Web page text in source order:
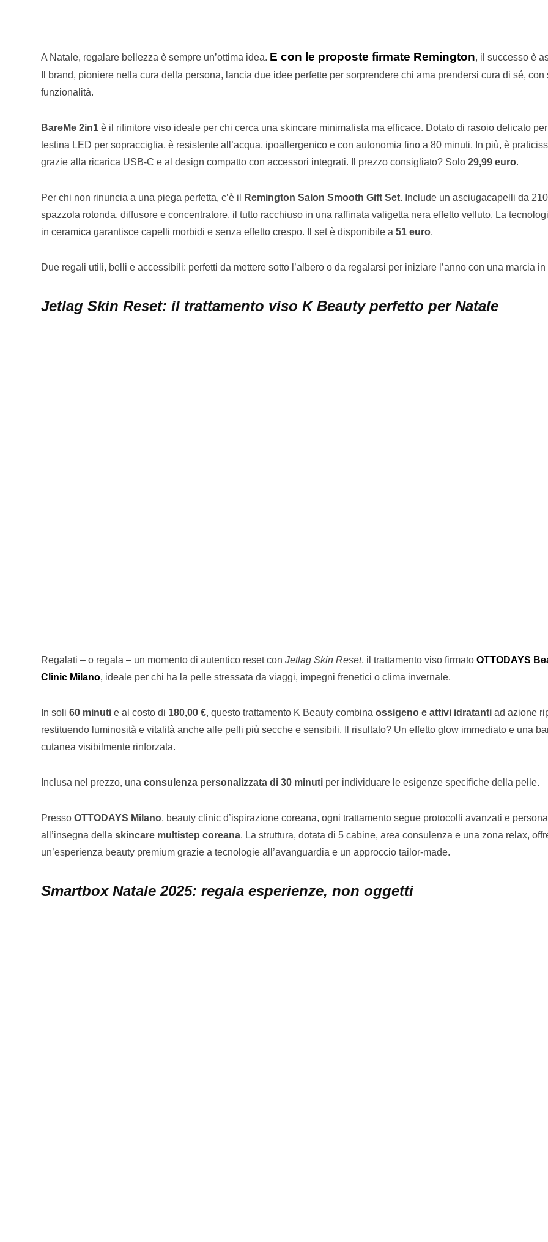
A Natale, regalare bellezza è sempre un’ottima idea. E con le proposte firmate Remington, il successo è
Il brand, pioniere nella cura della persona, lancia due idee perfette per sorprendere chi ama prendersi cura di sé, con
funzionalità.
BareMe 2in1 è il rifinitore viso ideale per chi cerca una skincare minimalista ma efficace. Dotato di rasoio delicato
testina LED per sopracciglia, è resistente all’acqua, ipoallergenico e con autonomia fino a 80 minuti. In più, è
grazie alla ricarica USB-C e al design compatto con accessori integrati. Il prezzo consigliato? Solo 29,99 euro.
Per chi non rinuncia a una piega perfetta, c’è il Remington Salon Smooth Gift Set. Include un asciugacapelli da
spazzola rotonda, diffusore e concentratore, il tutto racchiuso in una raffinata valigetta nera effetto velluto. La
in ceramica garantisce capelli morbidi e senza effetto crespo. Il set è disponibile a 51 euro.
Due regali utili, belli e accessibili: perfetti da mettere sotto l’albero o da regalarsi per iniziare l’anno con una marcia in
Jetlag Skin Reset: il trattamento viso K Beauty perfetto per Natale
Regalati – o regala – un momento di autentico reset con Jetlag Skin Reset, il trattamento viso firmato OTTODAYS
Clinic Milano, ideale per chi ha la pelle stressata da viaggi, impegni frenetici o clima invernale.
In soli 60 minuti e al costo di 180,00 €, questo trattamento K Beauty combina ossigeno e attivi idratanti ad azione
restituendo luminosità e vitalità anche alle pelli più secche e sensibili. Il risultato? Un effetto glow immediato e una
cutanea visibilmente rinforzata.
Inclusa nel prezzo, una consulenza personalizzata di 30 minuti per individuare le esigenze specifiche della pelle.
Presso OTTODAYS Milano, beauty clinic d’ispirazione coreana, ogni trattamento segue protocolli avanzati e
all’insegna della skincare multistep coreana. La struttura, dotata di 5 cabine, area consulenza e una zona relax,
un’esperienza beauty premium grazie a tecnologie all’avanguardia e un approccio tailor-made.
Smartbox Natale 2025: regala esperienze, non oggetti